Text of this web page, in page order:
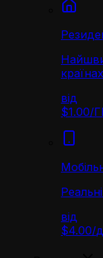
від
$1.00/
від
$4.00/